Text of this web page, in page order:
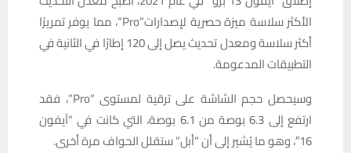
الأكثر سلاسة ميزة حصرية لإصدارات”Pro”، مما يوفر تمريرًا
أكثر سلاسة ومعدل تحديث يصل إلى 120 إطارًا في الثانية في
التطبيقات المدعومة.
وسيحصل حجم الشاشة على ترقية لمستوى “Pro”، فقد
ارتفع إلى 6.3 بوصة من 6.1 بوصة، التي كانت في “آيفون
16″، وهو ما يُشير إلى أن “أبل” ستقلل الحواف مرة أخرى.